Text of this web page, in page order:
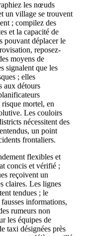
les nœuds
un village se trouvent
; compilez des
et la capacité de
pouvant déplacer le
reposez-
moyens de
signalent que les
; elles
aux détours
mortel, en
Les couloirs
nécessitent des
un point
frontaliers.
flexibles et
concis et vérifié ;
reçoivent un
claires. Les lignes
tendues ; le
informations,
rumeurs non
les équipes de
taxi désignées près